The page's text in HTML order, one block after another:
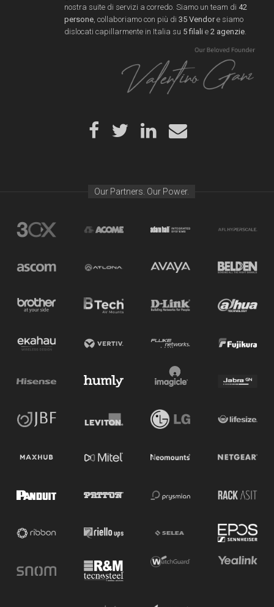
nostra suite di servizi a corredo. Siamo un team di 42
persone , collaboriamo con più di 35 Vendore siamo
dislocati capillarmente in Italia su 5 filali e 2 agenzie